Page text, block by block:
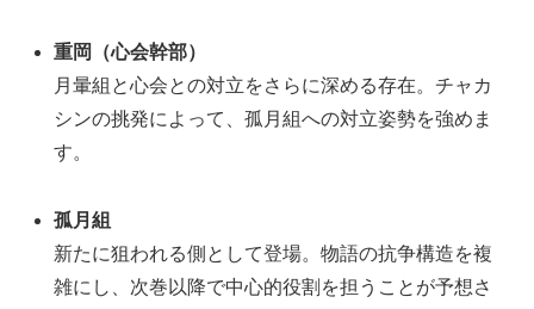
重岡（心会幹部）
月暈組と心会との対立をさらに深める存在。チャカ
シンの挑発によって、孤月組への対立姿勢を強めま
す。
孤月組
新たに狙われる側として登場。物語の抗争構造を複
雑にし、次巻以降で中心的役割を担うことが予想さ